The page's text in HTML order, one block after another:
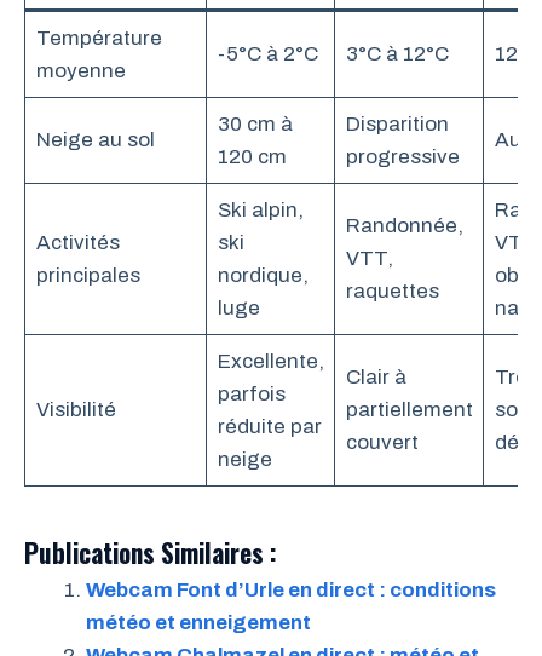
Température
moyenne
-5°C à 2°C 3°C à 12°C
Neige au sol
30 cm à
120 cm
Disparition
progressive
Activités
principales
Ski alpin,
ski
nordique,
luge
Randonnée,
VTT,
raquettes
VTT,
Visibilité
Excellente,
parfois
réduite par
neige
Clair à
partiellement
couvert
Publications Similaires :
Webcam Font d’Urle en direct : conditions
météo et enneigement